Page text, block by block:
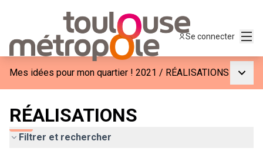
Se connecter
Mes idées pour mon quartier ! 2021 / RÉALISATIONS
RÉALISATIONS
Filtrer et rechercher